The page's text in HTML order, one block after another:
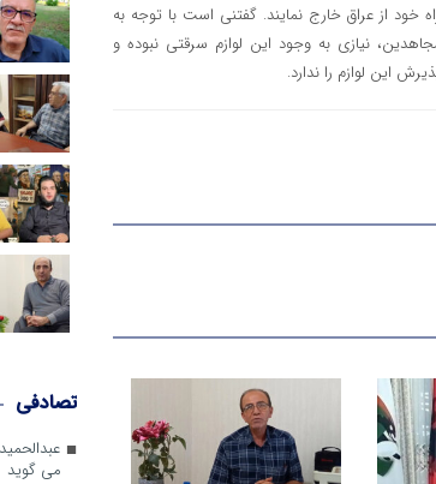
خود از عراق خارج نمایند. گفتنی است با توجه به
نیازی به وجود این لوازم سرقتی نبوده و
این لوازم را ندارد.
تصادفی
می گوید